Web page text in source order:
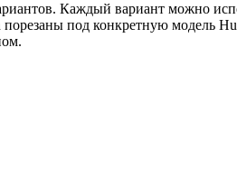
Каждый вариант можно
под конкретную модель